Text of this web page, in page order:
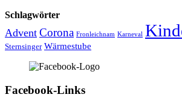
Schlagwörter
Advent Corona Fronleichnam Karneval
Sternsinger Wärmestube
Facebook-Links